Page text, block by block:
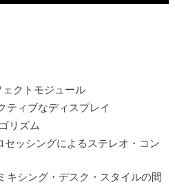
クトモジュール
ティブなディスプレイ
リズム
ッシングによるステレオ・コン
キシング・デスク・スタイルの間